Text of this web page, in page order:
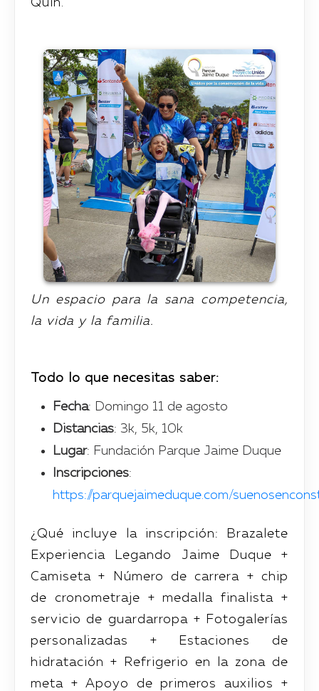
Quin.
Un espacio para la sana competencia,
la vida y la familia.
Todo lo que necesitas saber:
Fecha: Domingo 11 de agosto
Distancias: 3k, 5k, 10k
Lugar: Fundación Parque Jaime Duque
Inscripciones:
https://parquejaimeduque.com/
¿Qué incluye la inscripción: Brazalete
Experiencia Legando Jaime Duque +
Camiseta + Número de carrera + chip
de cronometraje + medalla finalista +
servicio de guardarropa + Fotogalerías
personalizadas + Estaciones de
hidratación + Refrigerio en la zona de
meta + Apoyo de primeros auxilios +